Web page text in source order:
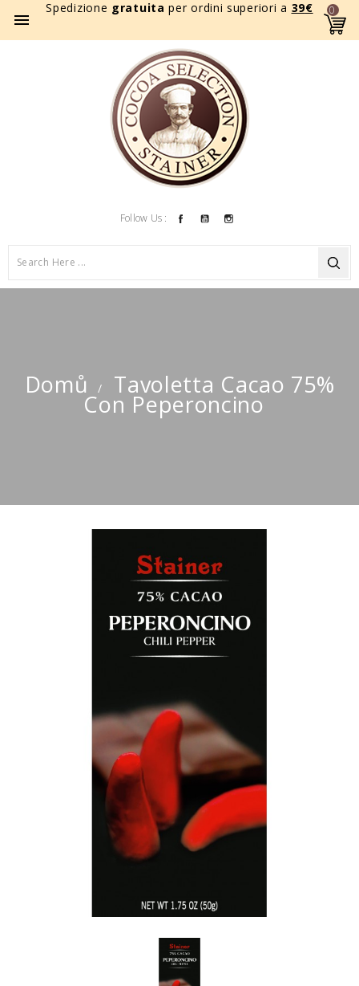
Spedizione gratuita per ordini superiori a 39€

0
Follow Us : FacebookYouTube
Domů Tavoletta Cacao 75%
Con Peperoncino